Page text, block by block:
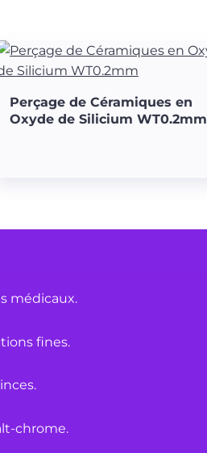
Perçage de Céramiques en
Oxyde de Silicium WT0.2mm
médicaux.
médicaux.